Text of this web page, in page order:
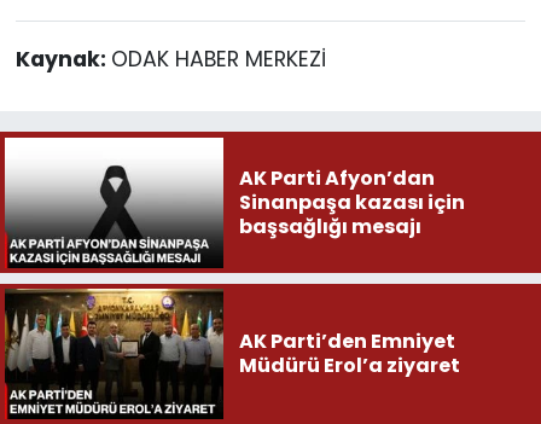
Kaynak: ODAK HABER MERKEZİ
AK Parti Afyon’dan
Sinanpaşa kazası için
başsağlığı mesajı
AK Parti’den Emniyet
Müdürü Erol’a ziyaret